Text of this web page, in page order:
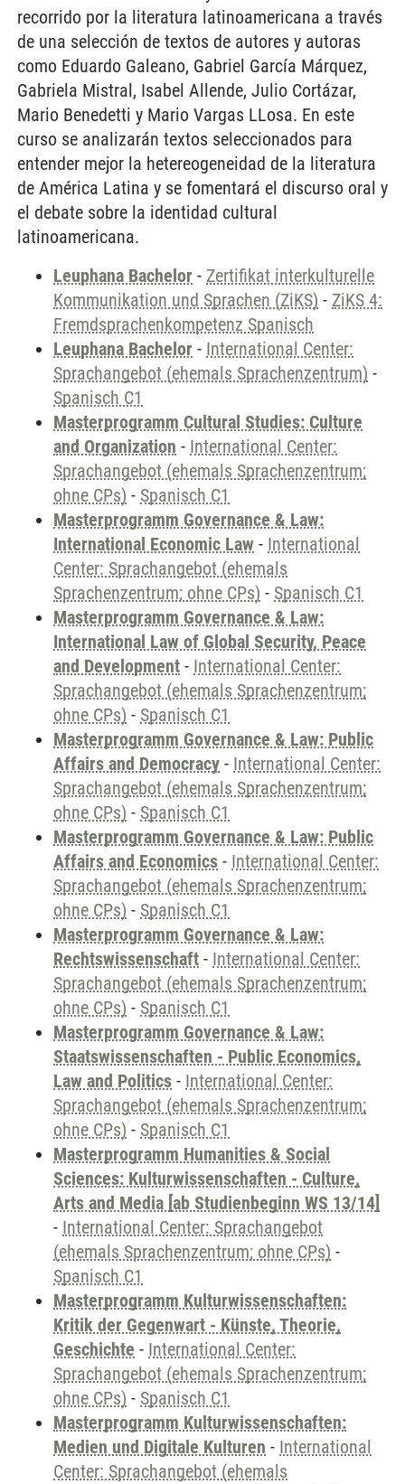
recorrido por la literatura latinoamericana a través
de una selección de textos de autores y autoras
como Eduardo Galeano, Gabriel García Márquez,
Gabriela Mistral, Isabel Allende, Julio Cortázar,
Mario Benedetti y Mario Vargas LLosa. En este
curso se analizarán textos seleccionados para
entender mejor la hetereogeneidad de la literatura
de América Latina y se fomentará el discurso oral y
el debate sobre la identidad cultural
latinoamericana.
Leuphana Bachelor - Zertifikat interkulturelle
Kommunikation und Sprachen (ZiKS) - ZiKS 4:
Fremdsprachenkompetenz Spanisch
Leuphana Bachelor - International Center:
Sprachangebot (ehemals Sprachenzentrum) -
Spanisch C1
Masterprogramm Cultural Studies: Culture
and Organization - International Center:
Sprachangebot (ehemals Sprachenzentrum;
ohne CPs) - Spanisch C1
Masterprogramm Governance & Law:
International Economic Law - International
Center: Sprachangebot (ehemals
Sprachenzentrum; ohne CPs) - Spanisch C1
Masterprogramm Governance & Law:
International Law of Global Security, Peace
and Development - International Center:
Sprachangebot (ehemals Sprachenzentrum;
ohne CPs) - Spanisch C1
Masterprogramm Governance & Law: Public
Affairs and Democracy - International Center:
Sprachangebot (ehemals Sprachenzentrum;
ohne CPs) - Spanisch C1
Masterprogramm Governance & Law: Public
Affairs and Economics - International Center:
Sprachangebot (ehemals Sprachenzentrum;
ohne CPs) - Spanisch C1
Masterprogramm Governance & Law:
Rechtswissenschaft - International Center:
Sprachangebot (ehemals Sprachenzentrum;
ohne CPs) - Spanisch C1
Masterprogramm Governance & Law:
Staatswissenschaften - Public Economics,
Law and Politics - International Center:
Sprachangebot (ehemals Sprachenzentrum;
ohne CPs) - Spanisch C1
Masterprogramm Humanities & Social
Sciences: Kulturwissenschaften - Culture,
Arts and Media [ab Studienbeginn WS 13/14]
- International Center: Sprachangebot
(ehemals Sprachenzentrum; ohne CPs) -
Spanisch C1
Masterprogramm Kulturwissenschaften:
Kritik der Gegenwart - Künste, Theorie,
Geschichte - International Center:
Sprachangebot (ehemals Sprachenzentrum;
ohne CPs) - Spanisch C1
Masterprogramm Kulturwissenschaften:
Medien und Digitale Kulturen - International
Center: Sprachangebot (ehemals